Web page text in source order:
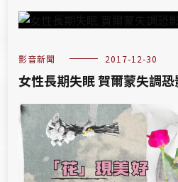
影音新聞 2017-12-30
女性長期失眠 賀爾蒙失調